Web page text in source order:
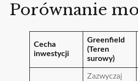
Porównanie
Cecha
inwestycji
Greenfield
(Teren
surowy)
Zazwyczaj